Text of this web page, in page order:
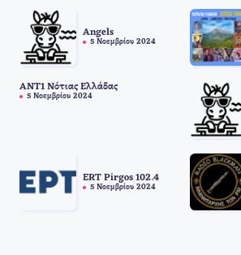
Angels
5 Νοεμβρίου 2024
ANT1 Νότιας Ελλάδας
5 Νοεμβρίου 2024
ERT Pirgos 102.4
5 Νοεμβρίου 2024